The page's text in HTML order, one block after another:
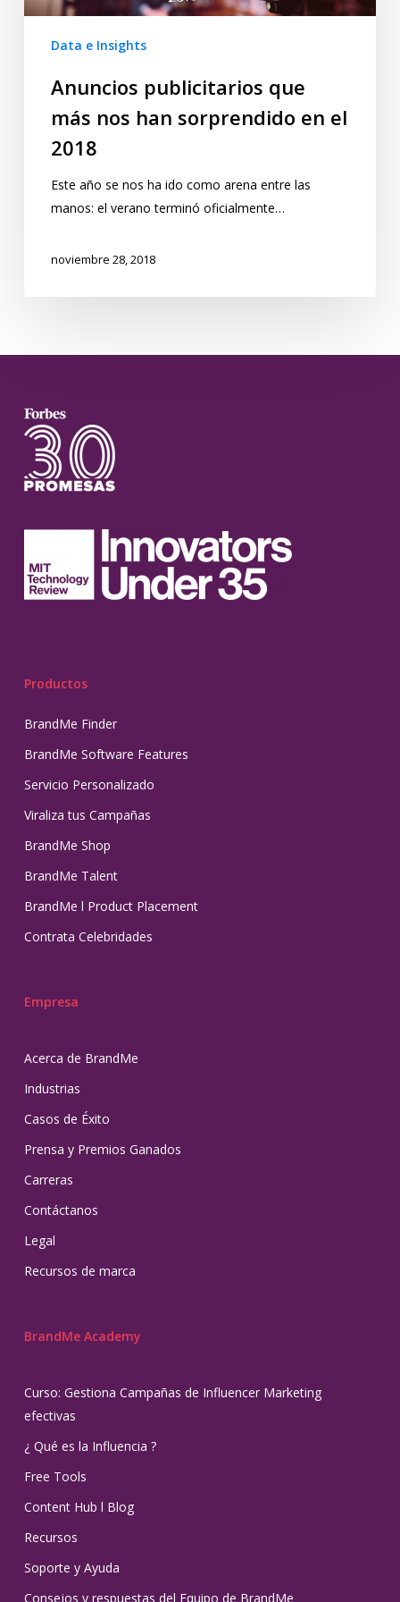
Data e Insights
Anuncios publicitarios que
más nos han sorprendido en el
2018
Este año se nos ha ido como arena entre las
manos: el verano terminó oficialmente…
noviembre 28, 2018
Productos
BrandMe Finder
BrandMe Software Features
Servicio Personalizado
Viraliza tus Campañas
BrandMe Shop
BrandMe Talent
BrandMe l Product Placement
Contrata Celebridades
Empresa
Acerca de BrandMe
Industrias
Casos de Éxito
Prensa y Premios Ganados
Carreras
Contáctanos
Legal
Recursos de marca
BrandMe Academy
Curso: Gestiona Campañas de Influencer Marketing
efectivas
¿ Qué es la Influencia ?
Free Tools
Content Hub l Blog
Recursos
Soporte y Ayuda
Consejos y respuestas del Equipo de BrandMe